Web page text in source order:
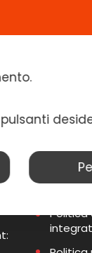
Politica